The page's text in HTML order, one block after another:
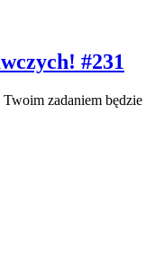
#231
zadaniem